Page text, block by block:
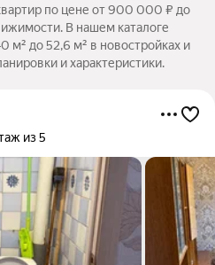
по цене от 900 000 ₽ до
В нашем каталоге
м² до 52,6 м² в новостройках и
и характеристики.
из 5